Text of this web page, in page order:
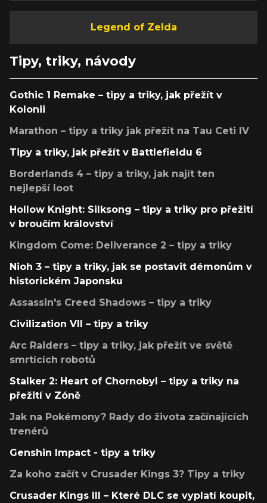
Legend of Zelda
Tipy, triky, návody
Gothic 1 Remake – tipy a triky, jak přežít v
Kolonii
Marathon – tipy a triky jak přežít na Tau Ceti IV
Tipy a triky, jak přežít v Battlefieldu 6
Borderlands 4 – tipy a triky, jak najít ten
nejlepší loot
Hollow Knight: Silksong – tipy a triky pro přežití
v broučím království
Kingdom Come: Deliverance 2 – tipy a triky
Nioh 3 – tipy a triky, jak se postavit démonům v
historickém Japonsku
Assassin's Creed Shadows – tipy a triky
Civilization VII – tipy a triky
Arc Raiders – tipy a triky, jak přežít ve světě
smrtících robotů
Stalker 2: Heart of Chornobyl – tipy a triky na
přežití v Zóně
Jak na Pokémony? Rady do života začínajících
trenérů
Genshin Impact - tipy a triky
Za koho začít v Crusader Kings 3? Tipy a triky
Crusader Kings III – Které DLC se vyplatí koupit,